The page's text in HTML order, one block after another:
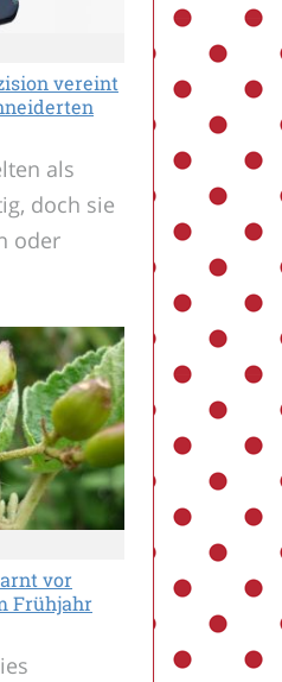
vereint
als
doch sie
oder
vor
Frühjahr